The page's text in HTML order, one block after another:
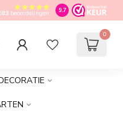
beoordelingen 9.7
0